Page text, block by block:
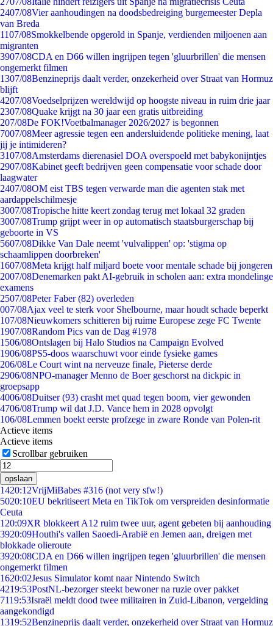
2407/08Vier aanhoudingen na doodsbedreiging burgemeester Depla
van Breda
1107/08Smokkelbende opgerold in Spanje, verdienden miljoenen aan
migranten
3907/08CDA en D66 willen ingrijpen tegen 'gluurbrillen' die mensen
ongemerkt filmen
1307/08Benzineprijs daalt verder, onzekerheid over Straat van Hormuz
blijft
4207/08Voedselprijzen wereldwijd op hoogste niveau in ruim drie jaar
2307/08Quake krijgt na 30 jaar een gratis uitbreiding
207/08De FOK!Voetbalmanager 2026/2027 is begonnen
7007/08Meer agressie tegen een andersluidende politieke mening, laat
jij je intimideren?
3107/08Amsterdams dierenasiel DOA overspoeld met babykonijntjes
2907/08Kabinet geeft bedrijven geen compensatie voor schade door
laagwater
2407/08OM eist TBS tegen verwarde man die agenten stak met
aardappelschilmesje
3007/08Tropische hitte keert zondag terug met lokaal 32 graden
3007/08Trump grijpt weer in op automatisch staatsburgerschap bij
geboorte in VS
5607/08Dikke Van Dale neemt 'vulvalippen' op: 'stigma op
schaamlippen doorbreken'
1607/08Meta krijgt half miljard boete voor mentale schade bij jongeren
2007/08Denemarken pakt AI-gebruik in scholen aan: extra mondelinge
examens
2507/08Peter Faber (82) overleden
007/08Ajax veel te sterk voor Shelbourne, maar houdt schade beperkt
107/08Nieuwkomers schitteren bij ruime Europese zege FC Twente
1907/08Random Pics van de Dag #1978
1506/08Ontslagen bij Halo Studios na Campaign Evolved
1906/08PS5-doos waarschuwt voor einde fysieke games
206/08Le Court wint na nerveuze finale, Pieterse derde
2906/08NPO-manager Menno de Boer geschorst na dickpic in
groepsapp
4006/08Duitser (93) crasht met quad tegen boom, vier gewonden
4706/08Trump wil dat J.D. Vance hem in 2028 opvolgt
106/08Lemmen boekt eerste profzege in zware Ronde van Polen-rit
Actieve items
Actieve items
Scrollbar gebruiken
opslaan
1420:12VrijMiBabes #316 (not very sfw!)
5020:10EU bekritiseert Meta en TikTok om verspreiden desinformatie
Ceuta
1 20:09XR blokkeert A12 ruim twee uur, agent gebeten bij aanhouding
3920:09Houthi's vallen Saoedi-Arabië en Jemen aan, dreigen met
blokkade olieroute
3920:08CDA en D66 willen ingrijpen tegen 'gluurbrillen' die mensen
ongemerkt filmen
1620:02Jesus Simulator komt naar Nintendo Switch
4219:53PostNL-bezorger steekt bewoner na ruzie over pakket
7119:53Israël meldt dood twee militairen in Zuid-Libanon, vergelding
aangekondigd
1319:52Benzineprijs daalt verder, onzekerheid over Straat van Hormuz